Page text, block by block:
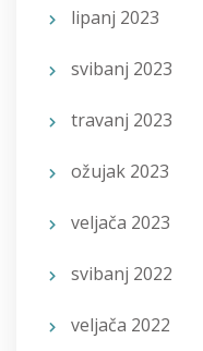
lipanj 2023
svibanj 2023
travanj 2023
ožujak 2023
veljača 2023
svibanj 2022
veljača 2022